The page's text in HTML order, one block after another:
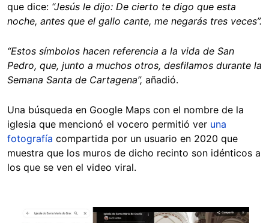
que dice: “Jesús le dijo: De cierto te digo que esta
noche, antes que el gallo cante, me negarás tres veces”.
“Estos símbolos hacen referencia a la vida de San
Pedro, que, junto a muchos otros, desfilamos durante la
Semana Santa de Cartagena”, añadió.
Una búsqueda en Google Maps con el nombre de la
iglesia que mencionó el vocero permitió ver una
fotografía compartida por un usuario en 2020 que
muestra que los muros de dicho recinto son idénticos a
los que se ven el video viral.
Image